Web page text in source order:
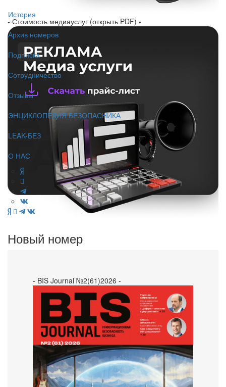
История
Архив номеров
Подписка
Сотрудничество
Отзывы
ЭНЦИКЛОПЕДИЯ БЕЗОПАСНИКА
LEAK-БЕЗ
О НАС
- Стоимость медиауслуг (открыть PDF) -
Новый номер
- BIS Journal №2(61)2026 -